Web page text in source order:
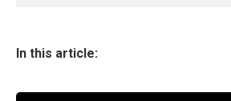
In this article: